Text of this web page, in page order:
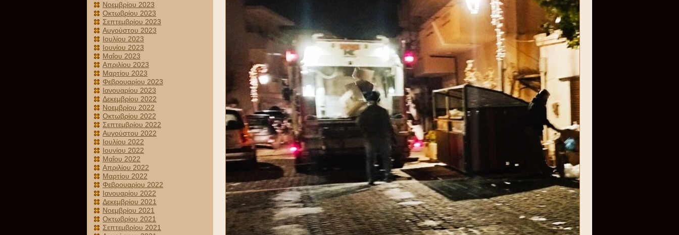
Νοεμβρίου 2023
Οκτωβρίου 2023
Σεπτεμβρίου 2023
Αυγούστου 2023
Ιουλίου 2023
Ιουνίου 2023
Μαΐου 2023
Απριλίου 2023
Μαρτίου 2023
Φεβρουαρίου 2023
Ιανουαρίου 2023
Δεκεμβρίου 2022
Νοεμβρίου 2022
Οκτωβρίου 2022
Σεπτεμβρίου 2022
Αυγούστου 2022
Ιουλίου 2022
Ιουνίου 2022
Μαΐου 2022
Απριλίου 2022
Μαρτίου 2022
Φεβρουαρίου 2022
Ιανουαρίου 2022
Δεκεμβρίου 2021
Νοεμβρίου 2021
Οκτωβρίου 2021
Σεπτεμβρίου 2021